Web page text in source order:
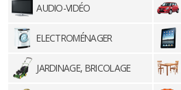
AUDIO-VIDÉO
ELECTROMÉNAGER
JARDINAGE, BRICOLAGE